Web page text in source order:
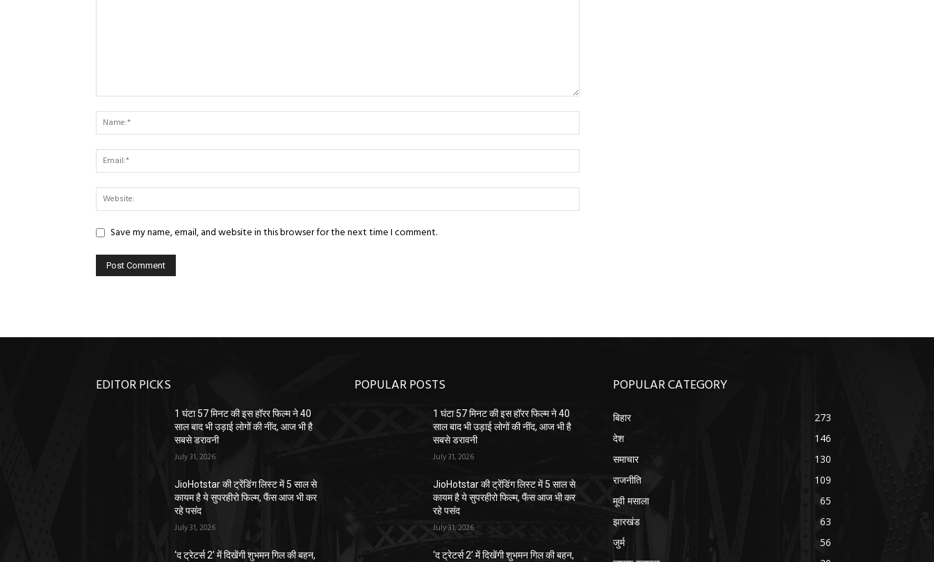
Save my name, email, and website in this browser for the next time I comment.
EDITOR PICKS
1 घंटा 57 मिनट की इस हॉरर फिल्म ने 40
साल बाद भी उड़ाई लोगों की नींद, आज भी है
सबसे डरावनी
July 31, 2026
JioHotstar की ट्रेंडिंग लिस्ट में 5 साल से
कायम है ये सुपरहीरो फिल्म, फैंस आज भी कर
रहे पसंद
July 31, 2026
‘द ट्रेटर्स 2’ में दिखेंगी शुभमन गिल की बहन,
POPULAR POSTS
1 घंटा 57 मिनट की इस हॉरर फिल्म ने 40
साल बाद भी उड़ाई लोगों की नींद, आज भी है
सबसे डरावनी
July 31, 2026
JioHotstar की ट्रेंडिंग लिस्ट में 5 साल से
कायम है ये सुपरहीरो फिल्म, फैंस आज भी कर
रहे पसंद
July 31, 2026
‘द ट्रेटर्स 2’ में दिखेंगी शुभमन गिल की बहन,
POPULAR CATEGORY
बिहार
273
देश
146
समाचार
130
राजनीति
109
मूवी मसाला
65
झारखंड
63
जुर्म
56